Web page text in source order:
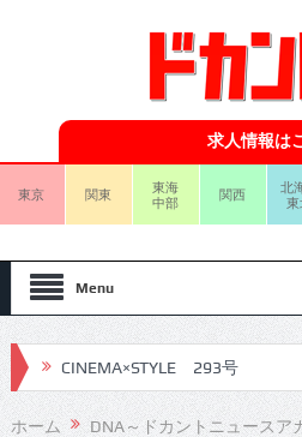
求人情報は
東京 関東
東海
中部
関西
北
Menu
CINEMA×STYLE 293号
CINEMA×STYLE 292号
ホーム
DNA～ドカントニュースア